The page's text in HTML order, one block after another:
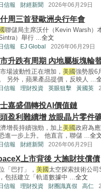
信報 財經新聞 2026年06月29日
周三首登歐洲央行年會
聯儲局主席沃什（Kevin Warsh）
Sintra）舉行 ...全文
信報 EJ Global 2026年06月29日
升跌有周期 內地屬板塊輪
場波動性正在增加， 美國強勢股6
另外，蘋果產品提價，反映人 ...
信報 理財投資 英眼狙擊 黃國英
嘉盛倡轉投AI價值鏈
盈利難續增 放眼晶片零件
濟增長持續強勁，加上美國政府為
進一步上升。 他直言，聯儲 ... 全
信報 財經新聞 2026年06月29日
上市背後 大施財技償債
「巴打」， 美國太空探索技術公
包括建立「軌道數據中 ... 全文
信報 理財投資 財圈識真假 高仁